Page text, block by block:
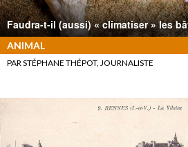
Faudra-t-il (aussi) « climatiser » les
ANIMAL
PAR STÉPHANE THÉPOT, JOURNALISTE